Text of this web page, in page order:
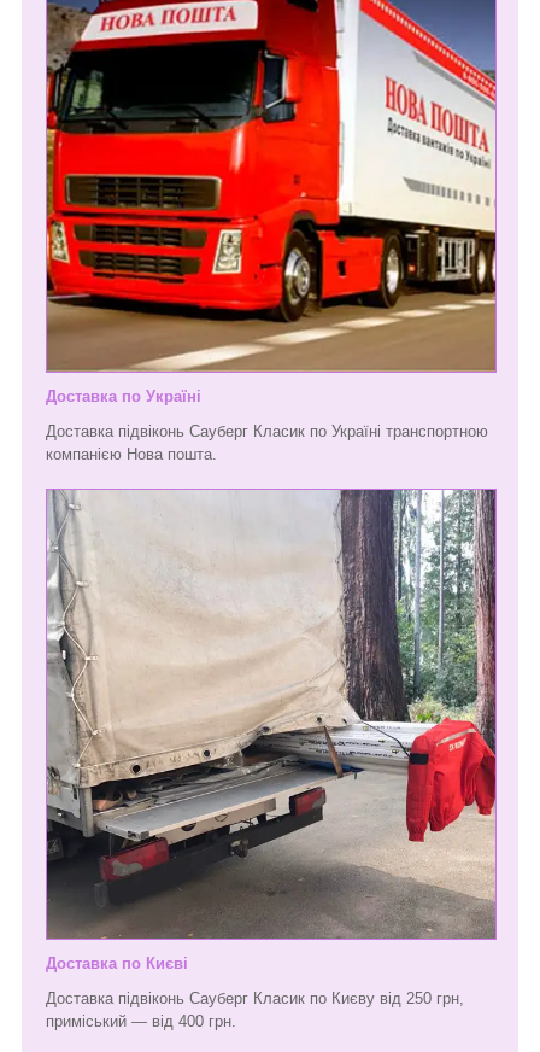
Доставка по Україні
Доставка підвіконь Сауберг Класик по Україні транспортною
компанією Нова пошта.
Доставка по Києві
Доставка підвіконь Сауберг Класик по Києву від 250 грн,
приміський — від 400 грн.